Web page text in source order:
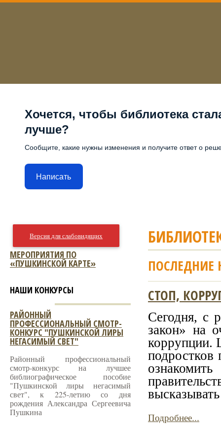
Хочется, чтобы библиотека
лучше?
Сообщите, какие нужны изменения и получите ответ о
Написать
ПОСЛЕДНИЕ
СТОП,
Сегодня, с
закон» на
коррупции.
подростков
Подробнее...
Версия для слабовидящих
МЕРОПРИЯТИЯ ПО
«ПУШКИНСКОЙ КАРТЕ»
НАШИ КОНКУРСЫ
РАЙОННЫЙ
ПРОФЕССИОНАЛЬНЫЙ СМОТР-
КОНКУРС "ПУШКИНСКОЙ ЛИРЫ
НЕГАСИМЫЙ СВЕТ"
Районный профессиональный
смотр-конкурс на лучшее
библиографическое пособие
"Пушкинской лиры негасимый
свет", к 225-летию со дня
рождения Александра Сергеевича
Пушкина